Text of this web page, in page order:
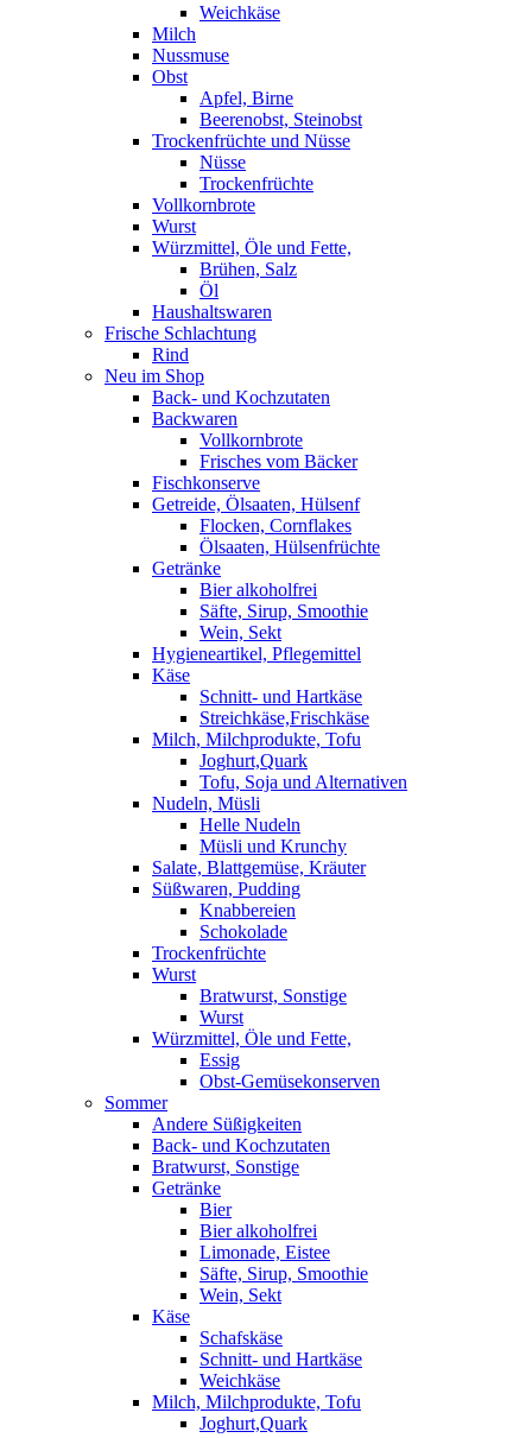
Weichkäse
Milch
Nussmuse
Obst
Apfel, Birne
Beerenobst, Steinobst
Trockenfrüchte und Nüsse
Nüsse
Trockenfrüchte
Vollkornbrote
Wurst
Würzmittel, Öle und Fette,
Brühen, Salz
Öl
Haushaltswaren
Frische Schlachtung
Rind
Neu im Shop
Back- und Kochzutaten
Backwaren
Vollkornbrote
Frisches vom Bäcker
Fischkonserve
Getreide, Ölsaaten, Hülsenf
Flocken, Cornflakes
Ölsaaten, Hülsenfrüchte
Getränke
Bier alkoholfrei
Säfte, Sirup, Smoothie
Wein, Sekt
Hygieneartikel, Pflegemittel
Käse
Schnitt- und Hartkäse
Streichkäse,Frischkäse
Milch, Milchprodukte, Tofu
Joghurt,Quark
Tofu, Soja und Alternativen
Nudeln, Müsli
Helle Nudeln
Müsli und Krunchy
Salate, Blattgemüse, Kräuter
Süßwaren, Pudding
Knabbereien
Schokolade
Trockenfrüchte
Wurst
Bratwurst, Sonstige
Wurst
Würzmittel, Öle und Fette,
Essig
Obst-Gemüsekonserven
Sommer
Andere Süßigkeiten
Back- und Kochzutaten
Bratwurst, Sonstige
Getränke
Bier
Bier alkoholfrei
Limonade, Eistee
Säfte, Sirup, Smoothie
Wein, Sekt
Käse
Schafskäse
Schnitt- und Hartkäse
Weichkäse
Milch, Milchprodukte, Tofu
Joghurt,Quark